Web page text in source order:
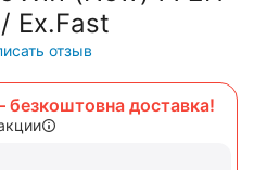
Ex.Fast
отзыв
доставка!